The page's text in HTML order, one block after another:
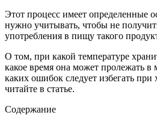
Этот процесс имеет определенные
нужно учитывать, чтобы не
употребления в пищу такого
О том, при какой температуре
какое время она может пролежать в
каких ошибок следует избегать при
читайте в статье.
Содержание